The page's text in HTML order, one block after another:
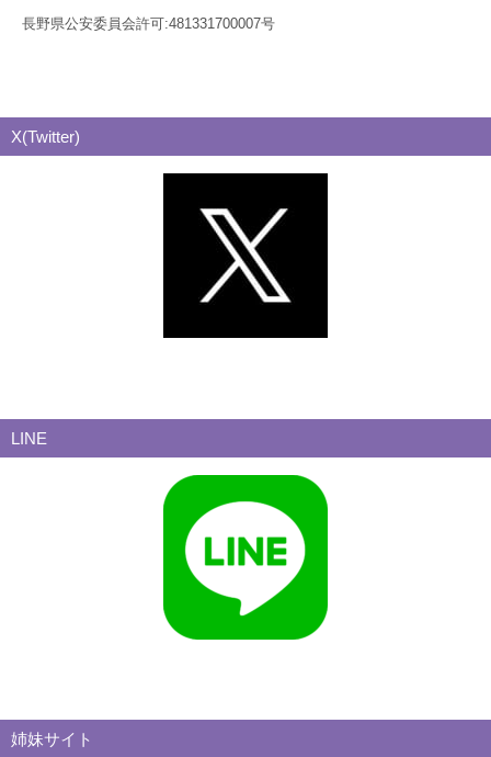
長野県公安委員会許可:481331700007号
X(Twitter)
LINE
姉妹サイト